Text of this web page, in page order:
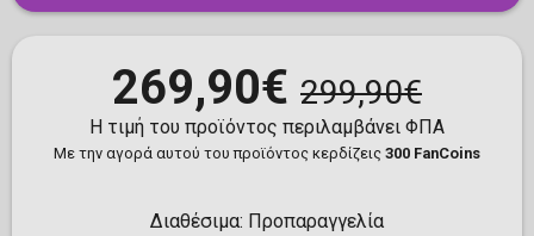
269,90€ 299,90€
Η τιμή του προϊόντος περιλαμβάνει ΦΠΑ
Με την αγορά αυτού του προϊόντος κερδίζεις 300 FanCoins
Διαθέσιμα: Προπαραγγελία